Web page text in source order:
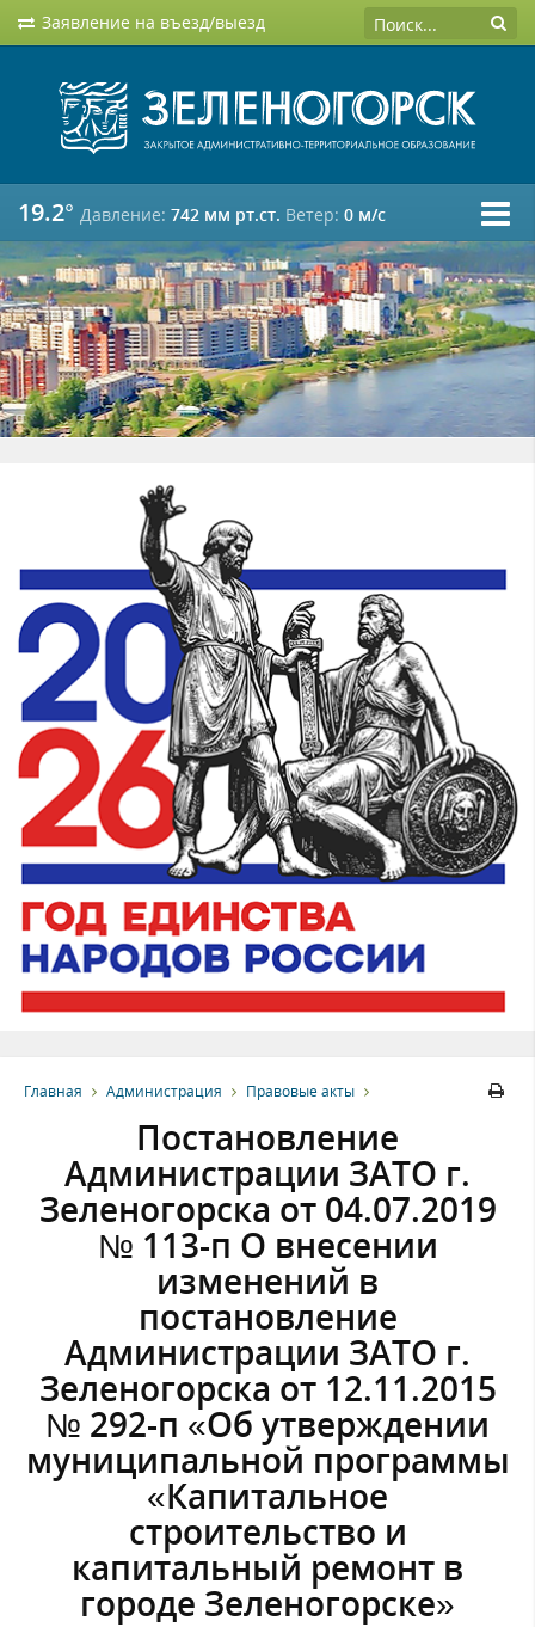
Заявление на въезд/выезд
19.2° Давление: 742 мм рт.ст. Ветер: 0 м/c
Главная Администрация Правовые акты
Постановление
Администрации ЗАТО г.
Зеленогорска от 04.07.2019
№ 113-п О внесении
изменений в
постановление
Администрации ЗАТО г.
Зеленогорска от 12.11.2015
№ 292-п «Об утверждении
муниципальной программы
«Капитальное
строительство и
капитальный ремонт в
городе Зеленогорске»